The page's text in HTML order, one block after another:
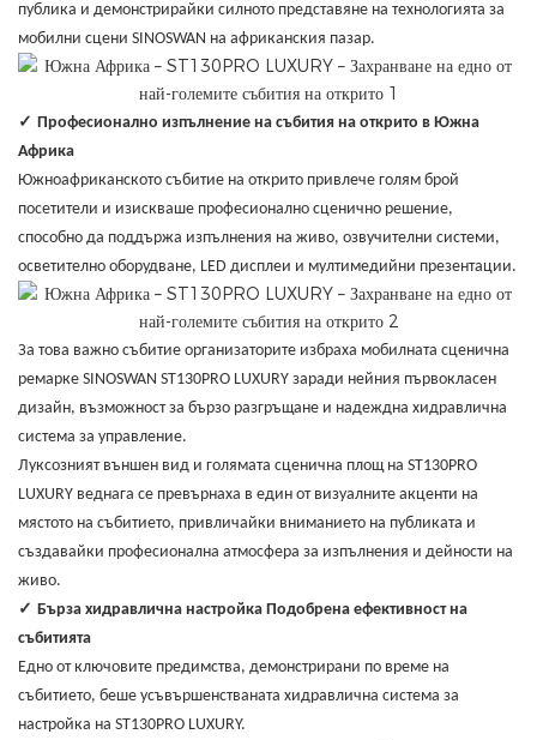
публика и демонстрирайки силното представяне на технологията за
мобилни сцени SINOSWAN на африканския пазар.
✓ Професионално изпълнение на събития на открито в Южна
Африка
Южноафриканското събитие на открито привлече голям брой
посетители и изискваше професионално сценично решение,
способно да поддържа изпълнения на живо, озвучителни системи,
осветително оборудване, LED дисплеи и мултимедийни презентации.
За това важно събитие организаторите избраха мобилната сценична
ремарке SINOSWAN ST130PRO LUXURY заради нейния първокласен
дизайн, възможност за бързо разгръщане и надеждна хидравлична
система за управление.
Луксозният външен вид и голямата сценична площ на ST130PRO
LUXURY веднага се превърнаха в един от визуалните акценти на
мястото на събитието, привличайки вниманието на публиката и
създавайки професионална атмосфера за изпълнения и дейности на
живо.
✓ Бърза хидравлична настройка Подобрена ефективност на
събитията
Едно от ключовите предимства, демонстрирани по време на
събитието, беше усъвършенстваната хидравлична система за
настройка на ST130PRO LUXURY.